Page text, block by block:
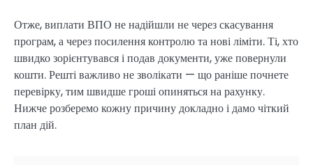
Отже, виплати ВПО не надійшли не через скасування
програм, а через посилення контролю та нові ліміти. Ті, хто
швидко зорієнтувався і подав документи, уже повернули
кошти. Решті важливо не зволікати — що раніше почнете
перевірку, тим швидше гроші опиняться на рахунку.
Нижче розберемо кожну причину докладно і дамо чіткий
план дій.